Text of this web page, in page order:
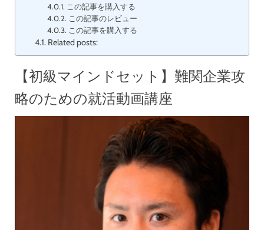
この記事を購入する
この記事のレビュー
この記事を購入する
Related posts:
【初級マインドセット】難関企業攻
略のための就活動画講座